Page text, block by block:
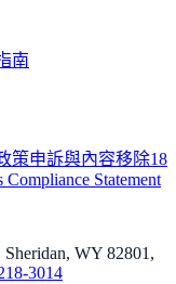
南
策申訴與內容移除18
Statement
WY 82801,
3014